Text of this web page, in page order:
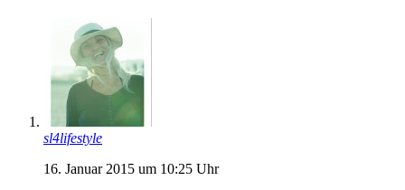
sl4lifestyle
16. Januar 2015 um 10:25 Uhr